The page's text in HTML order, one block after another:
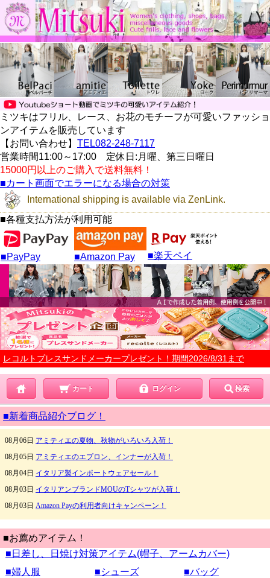
ミツキはフリル、レース、お花のモチーフが可愛いファッショ
ンアイテムを販売しています
【お問い合わせ】 TEL082-248-7117
営業時間11:00～17:00 定休日:月曜、第三日曜日
15000円以上のご購入で送料無料！
■カート画面でエラーになる場合の対策
International shipping is available via ZenLink.
■各種支払方法が利用可能
■PayPay ■Amazon Pay ■楽天ペイ
レコルトプレスサンドメーカープレゼント！期間2026/8/31まで
カート ログイン 検索
■新着商品紹介ブログ！
■お薦めアイテム！
■日差し、日焼け対策アイテム(帽子、アームカバー)
■婦人服
■シューズ
■バッグ